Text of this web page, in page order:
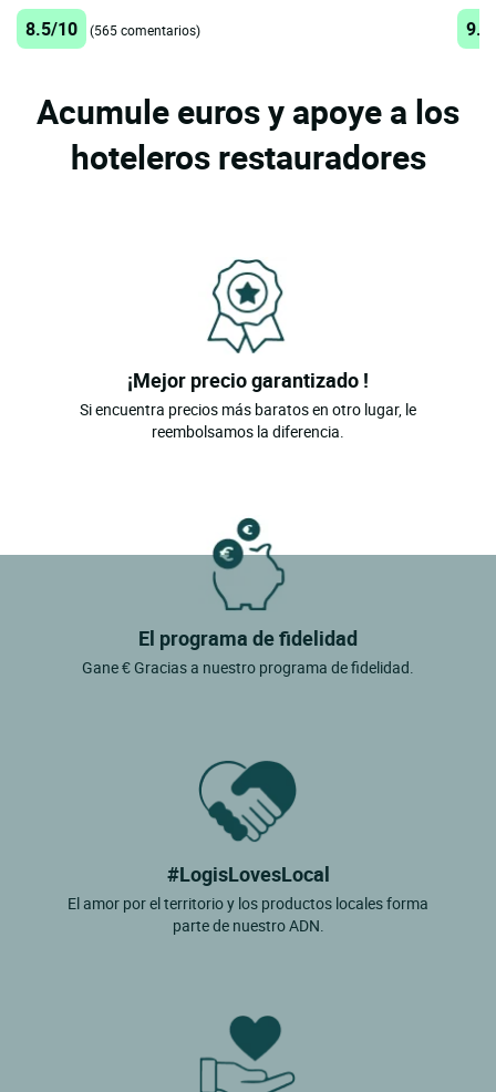
8.5/10 (565 comentarios)
Acumule euros y apoye a los
hoteleros restauradores
¡Mejor precio garantizado !
Si encuentra precios más baratos en otro lugar, le
reembolsamos la diferencia.
El programa de fidelidad
Gane € Gracias a nuestro programa de fidelidad.
#LogisLovesLocal
El amor por el territorio y los productos locales forma
parte de nuestro ADN.